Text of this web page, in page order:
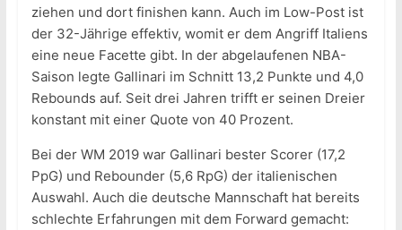
ziehen und dort finishen kann. Auch im Low-Post ist
der 32-Jährige effektiv, womit er dem Angriff Italiens
eine neue Facette gibt. In der abgelaufenen NBA-
Saison legte Gallinari im Schnitt 13,2 Punkte und 4,0
Rebounds auf. Seit drei Jahren trifft er seinen Dreier
konstant mit einer Quote von 40 Prozent.
Bei der WM 2019 war Gallinari bester Scorer (17,2
PpG) und Rebounder (5,6 RpG) der italienischen
Auswahl. Auch die deutsche Mannschaft hat bereits
schlechte Erfahrungen mit dem Forward gemacht: